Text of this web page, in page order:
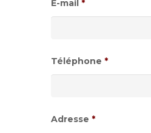
de
date
MM
E-mail *
Téléphone *
Adresse *